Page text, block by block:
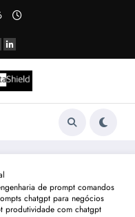
de prompt comandos
chatgpt para negócios
produtividade com chatgpt